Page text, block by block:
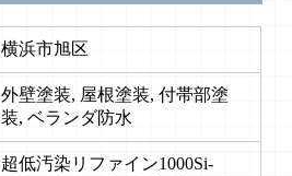
横浜市旭区
外壁塗装, 屋根塗装, 付帯部塗
装, ベランダ防水
超低汚染リファイン1000Si-